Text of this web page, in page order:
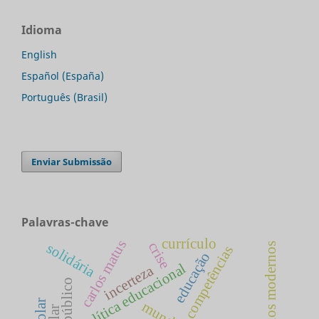
Idioma
English
Español (España)
Português (Brasil)
Enviar Submissão
Palavras-chave
competências
educação
política educacional
carlos matus
incerteza
crise estados modernos
solidária currículo